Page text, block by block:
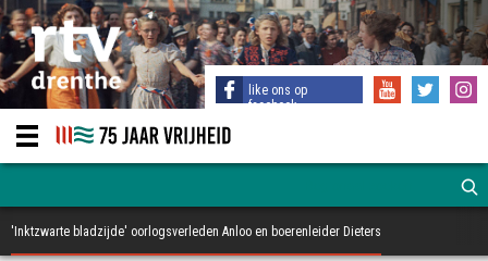
like ons op
facebook
'Inktzwarte bladzijde' oorlogsverleden Anloo en boerenleider Dieters